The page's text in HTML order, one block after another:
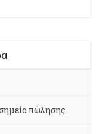
πώλησης